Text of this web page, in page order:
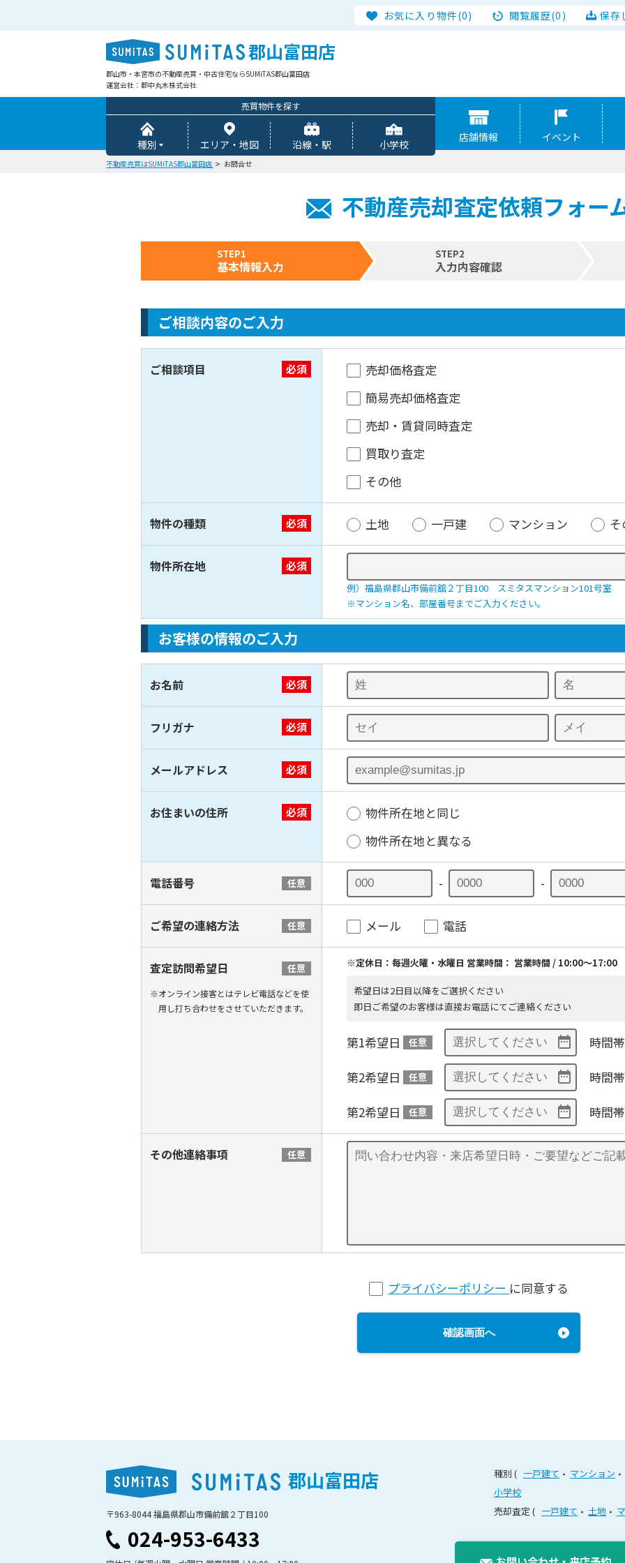
お気に入り物件(0) 閲覧履歴(0) 保存
郡山富田店
郡山市・本宮市の不動産売買・中古住宅ならSUMiTAS郡山富田店
運営会社：郡中丸木株式会社
売買物件を探す
種別 エリア・地図 沿線・駅 小学校
店舗情報 イベント
不動産売買はSUMiTAS郡山富田店 お問合せ
不動産売却査定依頼フォー
STEP1
基本情報入力
STEP2
入力内容確認
ご相談内容のご入力
ご相談項目 必須
売却価格査定
簡易売却価格査定
売却・賃貸同時査定
買取り査定
その他
物件の種類 必須 土地 一戸建 マンション そ
物件所在地 必須
例）福島県郡山市備前舘２丁目100 スミタスマンション101号室
※マンション名、部屋番号までご入力ください。
お客様の情報のご入力
お名前 必須
フリガナ 必須
メールアドレス 必須
お住まいの住所 必須
物件所在地と同じ
物件所在地と異なる
電話番号 任意 - -
ご希望の連絡方法 任意 メール 電話
査定訪問希望日 任意
※オンライン接客とはテレビ電話などを使
用し打ち合わせをさせていただきます。
※定休日：毎週火曜・水曜日 営業時間： 営業時間 / 10:00〜17:00
希望日は2日目以降をご選択ください
即日ご希望のお客様は直接お電話にてご連絡ください
第1希望日 任意
時間帯
第2希望日
任意
時間帯
第2希望日
任意 時間帯
その他連絡事項 任意
プライバシーポリシー に同意する
確認画面へ
郡山富田店
〒963-8044 福島県郡山市備前舘２丁目100
024-953-6433
種別 一戸建て
マンション
小学校
売却査定
一戸建て 土地